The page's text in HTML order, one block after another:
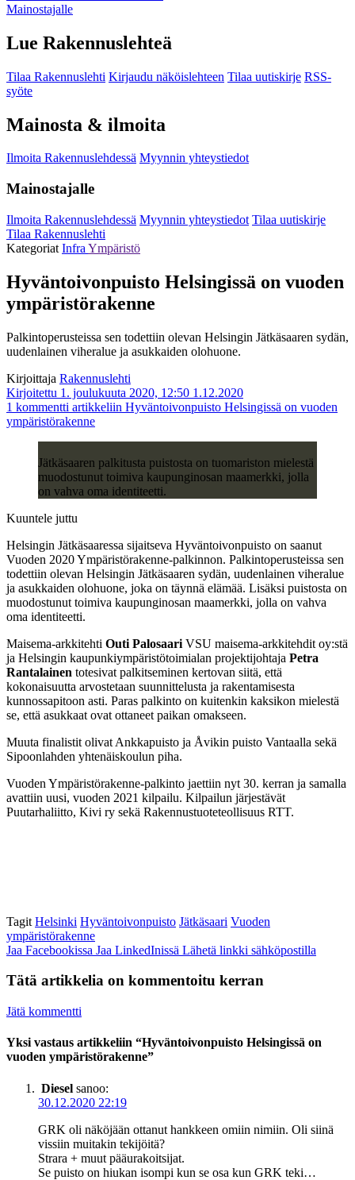
Mainostajalle
Lue Rakennuslehteä
Tilaa Rakennuslehti Kirjaudu näköislehteen Tilaa uutiskirje RSS-
syöte
Mainosta & ilmoita
Ilmoita Rakennuslehdessä Myynnin yhteystiedot
Mainostajalle
Ilmoita Rakennuslehdessä Myynnin yhteystiedot Tilaa uutiskirje
Tilaa Rakennuslehti
Kategoriat Infra Ympäristö
Hyväntoivonpuisto Helsingissä on vuoden
ympäristörakenne
Palkintoperusteissa sen todettiin olevan Helsingin Jätkäsaaren sydän,
uudenlainen viheralue ja asukkaiden olohuone.
Kirjoittaja Rakennuslehti
Kirjoitettu 1. joulukuuta 2020, 12:50 1.12.2020
1 kommentti artikkeliin Hyväntoivonpuisto Helsingissä on vuoden
ympäristörakenne
Jätkäsaaren palkitusta puistosta on tuomariston mielestä
muodostunut toimiva kaupunginosan maamerkki, jolla
on vahva oma identiteetti.
Kuuntele juttu
Helsingin Jätkäsaaressa sijaitseva Hyväntoivonpuisto on saanut
Vuoden 2020 Ympäristörakenne-palkinnon. Palkintoperusteissa sen
todettiin olevan Helsingin Jätkäsaaren sydän, uudenlainen viheralue
ja asukkaiden olohuone, joka on täynnä elämää. Lisäksi puistosta on
muodostunut toimiva kaupunginosan maamerkki, jolla on vahva
oma identiteetti.
Maisema-arkkitehti Outi Palosaari VSU maisema-arkkitehdit oy:stä
ja Helsingin kaupunkiympäristötoimialan projektijohtaja Petra
Rantalainen totesivat palkitseminen kertovan siitä, että
kokonaisuutta arvostetaan suunnittelusta ja rakentamisesta
kunnossapitoon asti. Paras palkinto on kuitenkin kaksikon mielestä
se, että asukkaat ovat ottaneet paikan omakseen.
Muuta finalistit olivat Ankkapuisto ja Åvikin puisto Vantaalla sekä
Sipoonlahden yhtenäiskoulun piha.
Vuoden Ympäristörakenne-palkinto jaettiin nyt 30. kerran ja samalla
avattiin uusi, vuoden 2021 kilpailu. Kilpailun järjestävät
Puutarhaliitto, Kivi ry sekä Rakennustuoteteollisuus RTT.
Tagit Helsinki Hyväntoivonpuisto Jätkäsaari Vuoden
ympäristörakenne
Jaa Facebookissa Jaa LinkedInissä Lähetä linkki sähköpostilla
Tätä artikkelia on kommentoitu kerran
Jätä kommentti
Yksi vastaus artikkeliin “Hyväntoivonpuisto Helsingissä on
vuoden ympäristörakenne”
Diesel sanoo:
30.12.2020 22:19
GRK oli näköjään ottanut hankkeen omiin nimiin. Oli siinä
vissiin muitakin tekijöitä?
Strara + muut pääurakoitsijat.
Se puisto on hiukan isompi kun se osa kun GRK teki…